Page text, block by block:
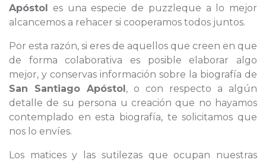
Apóstol es una especie de puzzleque a lo mejor
alcancemos a rehacer si cooperamos todos juntos.
Por esta razón, si eres de aquellos que creen en que
de forma colaborativa es posible elaborar algo
mejor, y conservas información sobre la biografía de
San Santiago Apóstol, o con respecto a algún
detalle de su persona u creación que no hayamos
contemplado en esta biografía, te solicitamos que
nos lo envíes.
Los matices y las sutilezas que ocupan nuestras